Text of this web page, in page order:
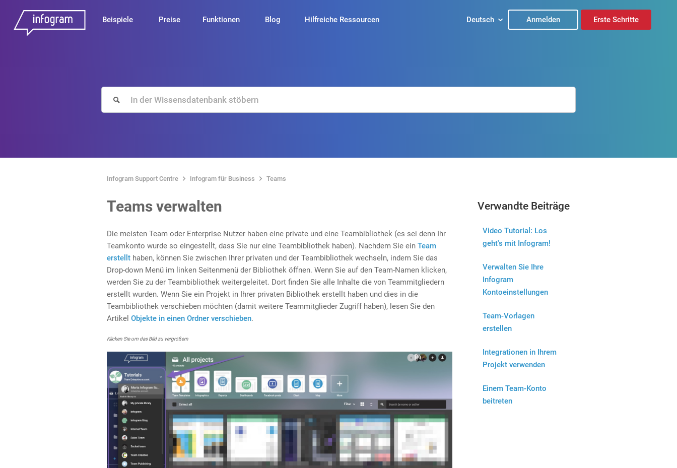
Beispiele Preise Funktionen Blog Hilfreiche Ressourcen Deutsch Anmelden Erste Schritte
Infogram Support Centre Infogram für Business Teams
Teams verwalten
Die meisten Team oder Enterprise Nutzer haben eine private und eine Teambibliothek (es sei denn Ihr
Teamkonto wurde so eingestellt, dass Sie nur eine Teambibliothek haben). Nachdem Sie ein Team
erstellt haben, können Sie zwischen Ihrer privaten und der Teambibliothek wechseln, indem Sie das
Drop-down Menü im linken Seitenmenü der Bibliothek öffnen. Wenn Sie auf den Team-Namen klicken,
werden Sie zu der Teambibliothek weitergeleitet. Dort finden Sie alle Inhalte die von Teammitgliedern
erstellt wurden. Wenn Sie ein Projekt in Ihrer privaten Bibliothek erstellt haben und dies in die
Teambibliothek verschieben möchten (damit weitere Teammitglieder Zugriff haben), lesen Sie den
Artikel Objekte in einen Ordner verschieben.
Klicken Sie um das Bild zu vergrößern
Verwandte Beiträge
Video Tutorial: Los
geht's mit Infogram!
Verwalten Sie Ihre
Infogram
Kontoeinstellungen
Team-Vorlagen
erstellen
Integrationen in Ihrem
Projekt verwenden
Einem Team-Konto
beitreten